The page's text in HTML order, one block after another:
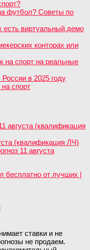
футбол? Советы по
есть виртуальный демо
конторах или
на спорт на реальные
в 2025 году
спорт
августа (квалификация
(квалификация ЛЧ)
11 августа
ставки и не
не продаем.